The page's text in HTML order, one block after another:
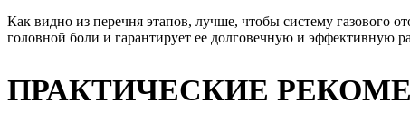
Как видно из перечня этапов, лучше, чтобы систему газового
головной боли и гарантирует ее долговечную и эффективную
ПРАКТИЧЕСКИЕ